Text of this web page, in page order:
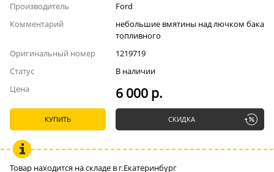
Производитель
Ford
Комментарий
небольшие вмятины над лючком бака
топливного
Оригинальный номер
1219719
Статус
В наличии
Цена
6 000 р.
КУПИТЬ СКИДКА
Товар находится на складе в г.Екатеринбург